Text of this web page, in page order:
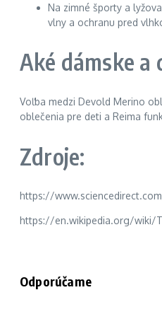
Na zimné športy a
vlny a ochranu pred
Aké dámske a
Voľba medzi Devold Merino
oblečenia pre deti a Reima
Zdroje:
https://
https://en.wikipedia.org/wiki/
Odporúčame